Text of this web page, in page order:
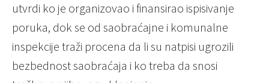
utvrdi ko je organizovao i finansirao ispisivanje
poruka, dok se od saobraćajne i komunalne
inspekcije traži procena da li su natpisi ugrozili
bezbednost saobraćaja i ko treba da snosi